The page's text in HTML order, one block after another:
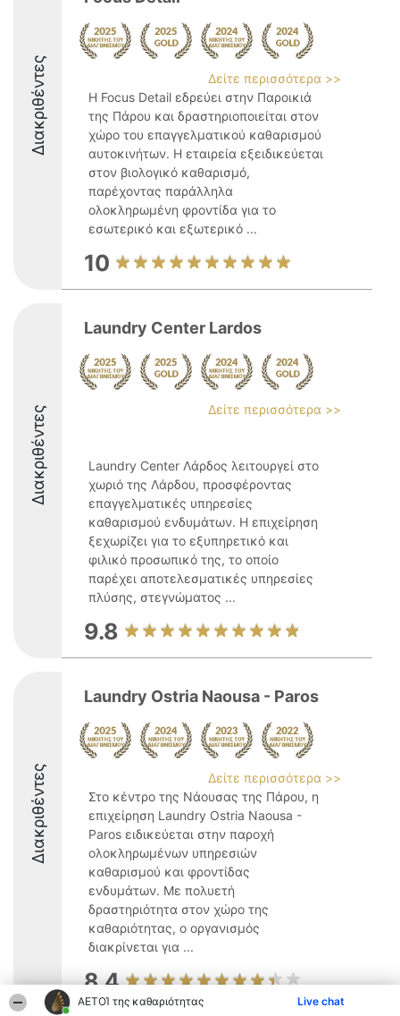
ΑΕΤΟΊ της καθαριότητας Live chat
Διακριθέντες
Δείτε περισσότερα >>
Η Focus Detail εδρεύει στην Παροικιά
της Πάρου και δραστηριοποιείται στον
χώρο του επαγγελματικού καθαρισμού
αυτοκινήτων. Η εταιρεία εξειδικεύεται
στον βιολογικό καθαρισμό,
παρέχοντας παράλληλα
ολοκληρωμένη φροντίδα για το
εσωτερικό και εξωτερικό ...
10
Διακριθέντες
Laundry Center Lardos
Δείτε περισσότερα >>
Laundry Center Λάρδος λειτουργεί στο
χωριό της Λάρδου, προσφέροντας
επαγγελματικές υπηρεσίες
καθαρισμού ενδυμάτων. Η επιχείρηση
ξεχωρίζει για το εξυπηρετικό και
φιλικό προσωπικό της, το οποίο
παρέχει αποτελεσματικές υπηρεσίες
πλύσης, στεγνώματος ...
9.8
Διακριθέντες
Laundry Ostria Naousa - Paros
Δείτε περισσότερα >>
Στο κέντρο της Νάουσας της Πάρου, η
επιχείρηση Laundry Ostria Naousa -
Paros ειδικεύεται στην παροχή
ολοκληρωμένων υπηρεσιών
καθαρισμού και φροντίδας
ενδυμάτων. Με πολυετή
δραστηριότητα στον χώρο της
καθαριότητας, ο οργανισμός
διακρίνεται για ...
8.4